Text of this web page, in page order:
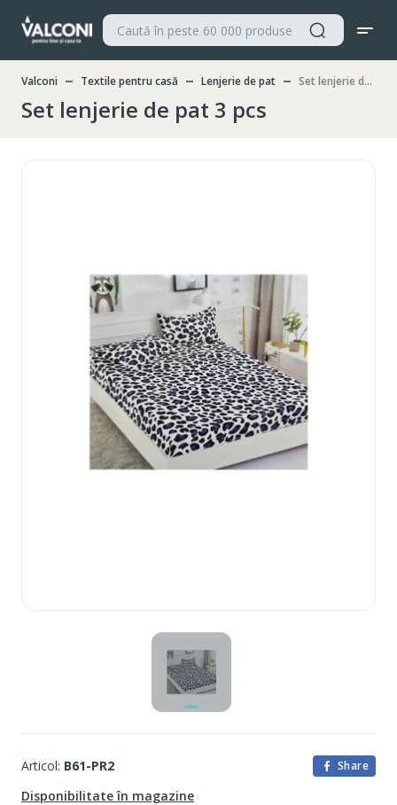
Valconi Textile pentru casă Lenjerie de pat Set lenjerie de pat 3 pcs
Set lenjerie de pat 3 pcs
Articol: B61-PR2 Share
Disponibilitate în magazine